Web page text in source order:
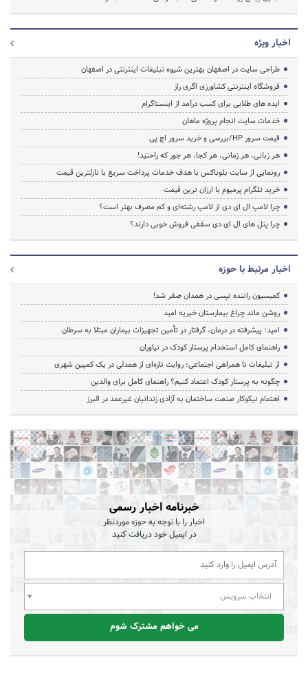
اخبار ویژه
طراحی سایت در اصفهان بهترین شیوه تبلیغات اینترنتی در اصفهان
فروشگاه اینترنتی کشاورزی اگری راز
ایده های طلایی برای کسب درآمد از اینستاگرام
خدمات سایت انجام پروژه ماهان
قیمت سرور HP/بررسی و خرید سرور اچ پی
هر زبانی، هر زمانی، هر کجا، هر جور که راحتید!
رونمایی از سایت بلوباکس با هدف خدمات پرداخت سریع با نازلترین قیمت
خرید تلگرام پرمیوم با ارزان ترین قیمت
چرا لامپ ال ای دی از لامپ رشته‌ای و کم مصرف بهتر است؟
چرا پنل های ال ای دی سقفی فروش خوبی دارند؟
اخبار مرتبط با حوزه
کمیسیون راننده تپسی در همدان صفر شد!
روشن ماند چراغ بیمارستان خیریه امید
امید؛ پیشرفته در درمان، گرفتار در تأمین تجهیزات بیماران مبتلا به سرطان
راهنمای کامل استخدام پرستار کودک در نیاوران
از تبلیغات تا همراهی اجتماعی؛ روایت تازه‌ای از همدلی در یک کمپین شهری
چگونه به پرستار کودک اعتماد کنیم؟ راهنمای کامل برای والدین
اهتمام نیکوکار صنعت ساختمان به آزادی زندانیان غیرعمد در البرز
خبرنامه اخبار رسمی
اخبار را با توجه به حوزه موردنظر
در ایمیل خود دریافت کنید
انتخاب سرویس
می خواهم مشترک شوم